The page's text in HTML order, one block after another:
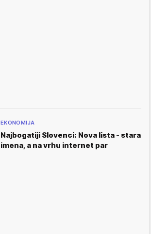
EKONOMIJA
Najbogatiji Slovenci: Nova lista - stara
imena, a na vrhu internet par